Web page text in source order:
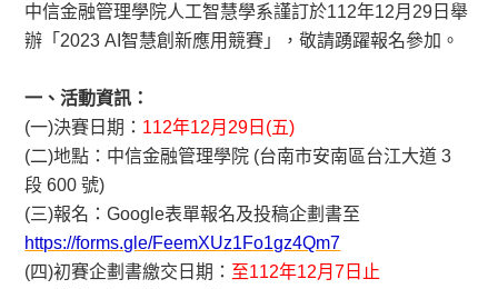
中信金融管理學院人工智慧學系謹訂於112年12月29日舉
辦「2023 AI智慧創新應用競賽」，敬請踴躍報名參加。
一、活動資訊：
(一)決賽日期： 112年12月29日(五)
(二)地點：中信金融管理學院 (台南市安南區台江大道 3
段 600 號)
(三)報名：Google表單報名及投稿企劃書至
https://forms.gle/FeemXUz1Fo1gz4Qm7
(四)初賽企劃書繳交日期： 至112年12月7日止